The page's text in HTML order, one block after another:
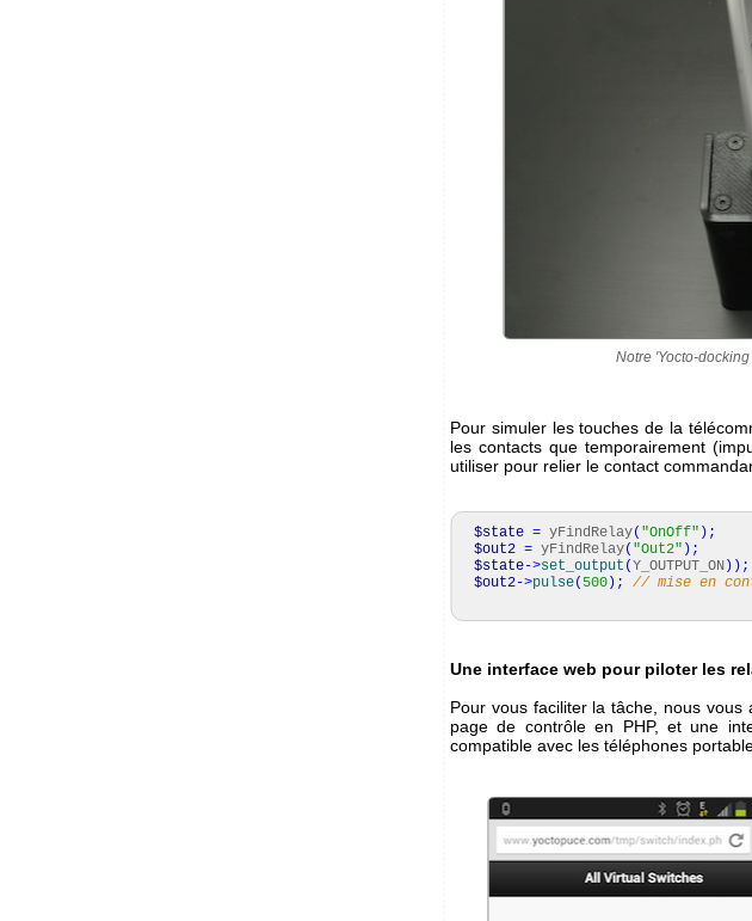
Notre 'Yocto-
Pour simuler les touches de la
les contacts que temporairement
utiliser pour relier le contact
$state = yFindRelay( "OnOff" ) ;
$out2 = yFindRelay( "Out2" ) ;
$state->set_output (Y_OUTPUT_ON ) ) ;
$out2->pulse( 500 ) ; // mise en
Une interface web pour piloter les
Pour vous faciliter la tâche, nous
page de contrôle en PHP, et une
compatible avec les téléphones